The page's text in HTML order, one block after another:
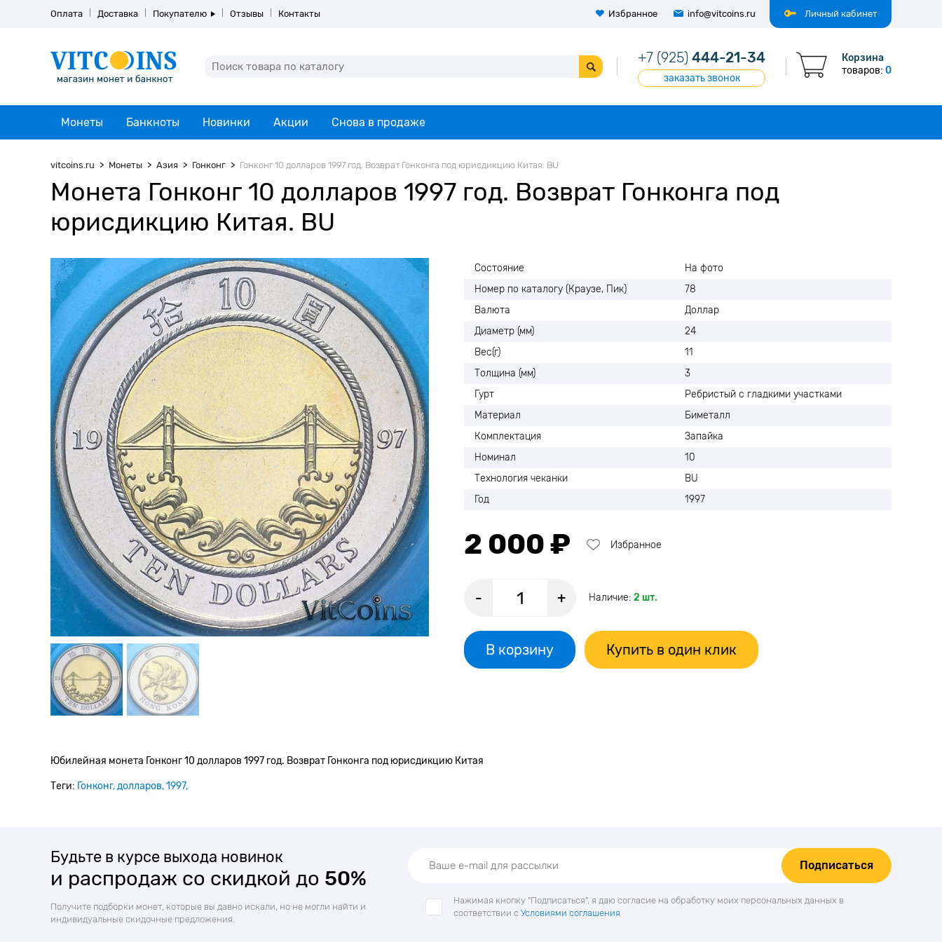
Личный кабинет
Оплата Доставка Покупателю Отзывы Контакты Избранное info@vitcoins.ru
+7 (925) 444-21-34
заказать звонок
Корзина
товаров: 0
Монеты Банкноты Новинки Акции Снова в продаже
vitcoins.ru Монеты Азия Гонконг Гонконг 10 долларов 1997 год. Возврат Гонконга под юрисдикцию Китая. BU
Монета Гонконг 10 долларов 1997 год. Возврат Гонконга под
юрисдикцию Китая. BU
Состояние
На фото
Номер по каталогу (Краузе, Пик)
78
Валюта
Доллар
Диаметр (мм)
24
Вес(г)
11
Толщина (мм)
3
Гурт
Ребристый с гладкими участками
Материал
Биметалл
Комплектация
Запайка
Номинал
10
Технология чеканки
BU
Год
1997
2 000 ₽ Избранное
- + Наличие: 2 шт.
В корзину Купить в один клик
Юбилейная монета Гонконг 10 долларов 1997 год. Возврат Гонконга под юрисдикцию Китая
Теги: Гонконг долларов 1997
Будьте в курсе выхода новинок
и распродаж со скидкой до 50%
Получите подборки монет, которые вы давно искали, но не могли найти и
индивидуальные скидочные предложения.
Подписаться
Нажимая кнопку "Подписаться", я даю согласие на обработку моих персональных данных в
соответствии с Условиями соглашения